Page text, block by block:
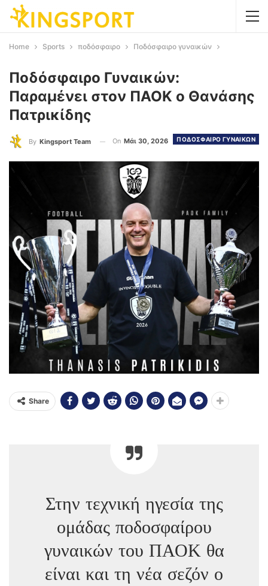
Home Sports ποδόσφαιρο Ποδόσφαιρο γυναικών
Ποδόσφαιρο Γυναικών:
Παραμένει στον ΠΑΟΚ ο Θανάσης
Πατρικίδης
ΠΟΔΟΣΦΑΙΡΟ ΓΥΝΑΙΚΩΝ
By Kingsport Team On Μάι 30, 2026
Share
Στην τεχνική ηγεσία της
ομάδας ποδοσφαίρου
γυναικών του ΠΑΟΚ θα
είναι και τη νέα σεζόν ο